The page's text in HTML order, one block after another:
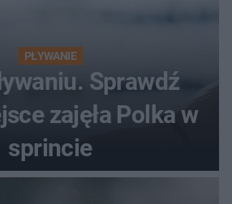
PŁYWANIE
Sprawdź
zajęła Polka w
sprincie